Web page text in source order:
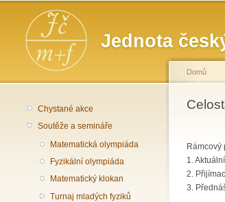
Jednota
Hlavní menu
Chystané akce
Soutěže a semináře
Matematická olympiáda
Fyzikální olympiáda
Matematický klokan
Turnaj mladých fyziků
Jste
Domů
Rámcový
1.
2.
3.